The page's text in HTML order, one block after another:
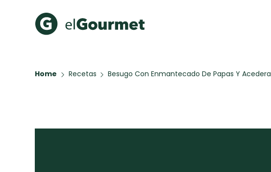
Chocolate
Home Recetas Besugo Con Enmantecado De Papas Y Acedera